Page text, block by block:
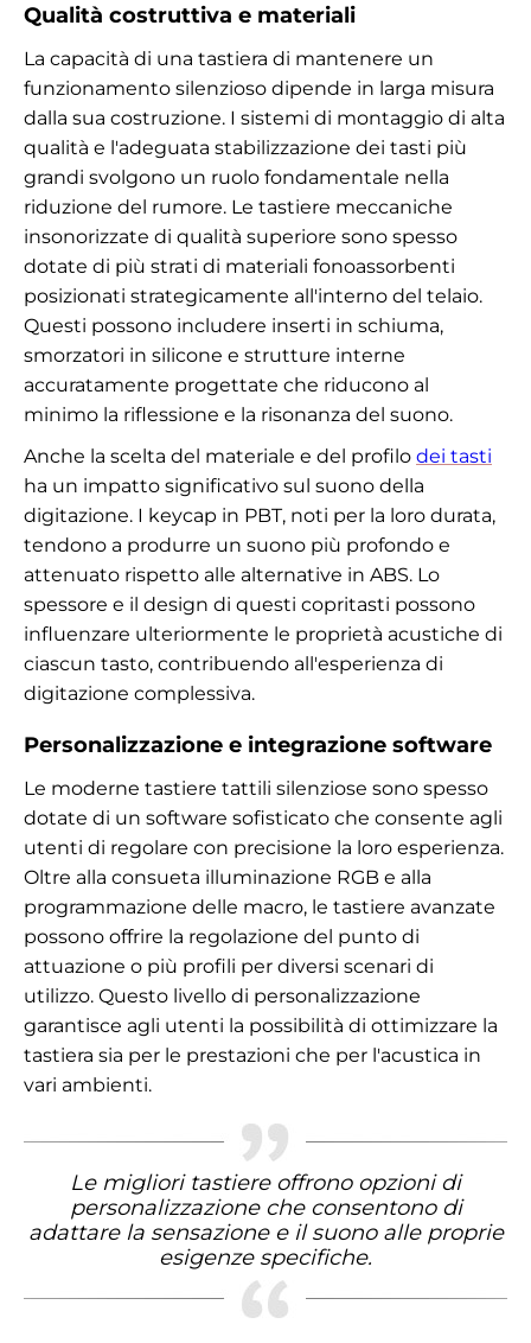
Qualità costruttiva e materiali
La capacità di una tastiera di mantenere un
funzionamento silenzioso dipende in larga misura
dalla sua costruzione. I sistemi di montaggio di alta
qualità e l'adeguata stabilizzazione dei tasti più
grandi svolgono un ruolo fondamentale nella
riduzione del rumore. Le tastiere meccaniche
insonorizzate di qualità superiore sono spesso
dotate di più strati di materiali fonoassorbenti
posizionati strategicamente all'interno del telaio.
Questi possono includere inserti in schiuma,
smorzatori in silicone e strutture interne
accuratamente progettate che riducono al
minimo la riflessione e la risonanza del suono.
Anche la scelta del materiale e del profilo dei tasti
ha un impatto significativo sul suono della
digitazione. I keycap in PBT, noti per la loro durata,
tendono a produrre un suono più profondo e
attenuato rispetto alle alternative in ABS. Lo
spessore e il design di questi copritasti possono
influenzare ulteriormente le proprietà acustiche di
ciascun tasto, contribuendo all'esperienza di
digitazione complessiva.
Personalizzazione e integrazione software
Le moderne tastiere tattili silenziose sono spesso
dotate di un software sofisticato che consente agli
utenti di regolare con precisione la loro esperienza.
Oltre alla consueta illuminazione RGB e alla
programmazione delle macro, le tastiere avanzate
possono offrire la regolazione del punto di
attuazione o più profili per diversi scenari di
utilizzo. Questo livello di personalizzazione
garantisce agli utenti la possibilità di ottimizzare la
tastiera sia per le prestazioni che per l'acustica in
vari ambienti.
Le migliori tastiere offrono opzioni di
personalizzazione che consentono di
adattare la sensazione e il suono alle proprie
esigenze specifiche.